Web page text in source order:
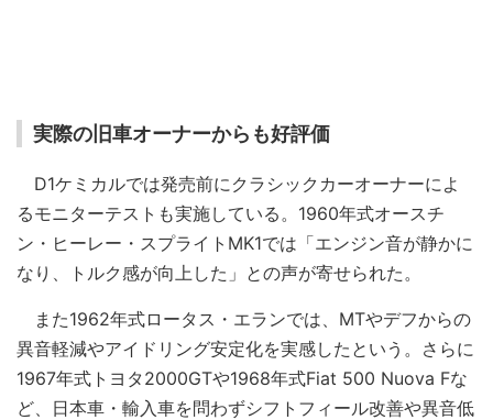
実際の旧車オーナーからも好評価
D1ケミカルでは発売前にクラシックカーオーナーによ
るモニターテストも実施している。1960年式オースチ
ン・ヒーレー・スプライトMK1では「エンジン音が静かに
なり、トルク感が向上した」との声が寄せられた。
また1962年式ロータス・エランでは、MTやデフからの
異音軽減やアイドリング安定化を実感したという。さらに
1967年式トヨタ2000GTや1968年式Fiat 500 Nuova Fな
ど、日本車・輸入車を問わずシフトフィール改善や異音低